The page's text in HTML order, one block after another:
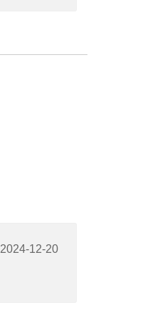
2024-12-20